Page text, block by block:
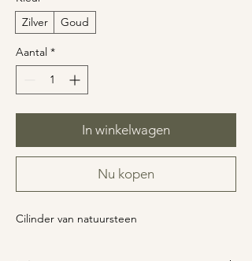
Zilver
Goud
Aantal *
In winkelwagen
Nu kopen
Cilinder van natuursteen